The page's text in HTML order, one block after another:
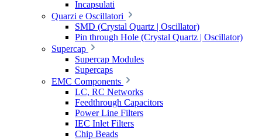
Incapsulati
Quarzi e Oscillatori
SMD (Crystal Quartz | Oscillator)
Pin through Hole (Crystal Quartz | Oscillator)
Supercap
Supercap Modules
Supercaps
EMC Components
LC, RC Networks
Feedthrough Capacitors
Power Line Filters
IEC Inlet Filters
Chip Beads